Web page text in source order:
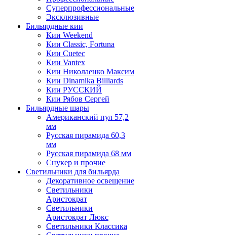
Суперпрофессиональные
Эксклюзивные
Бильярдные кии
Кии Weekend
Кии Classic, Fortuna
Кии Cuetec
Кии Vantex
Кии Николаенко Максим
Кии Dinamika Billiards
Кии РУССКИЙ
Кии Рябов Сергей
Бильярдные шары
Американский пул 57,2
мм
Русская пирамида 60,3
мм
Русская пирамида 68 мм
Снукер и прочие
Светильники для бильярда
Декоративное освещение
Светильники
Аристократ
Светильники
Аристократ Люкс
Светильники Классика